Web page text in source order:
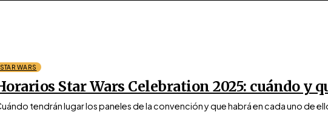
STAR WARS
Star Wars Celebration 2025: cuándo y
tendrán lugar los paneles de la convención y que habrá en cada uno de